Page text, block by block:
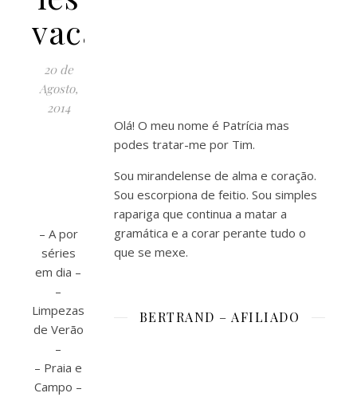
vacances
20 de
Agosto,
2014
– A por
séries
em dia –
–
Limpezas
de Verão
–
– Praia e
Campo –
Olá! O meu nome é Patrícia mas
podes tratar-me por Tim.
Sou mirandelense de alma e coração.
Sou escorpiona de feitio. Sou simples
rapariga que continua a matar a
gramática e a corar perante tudo o
que se mexe.
BERTRAND – AFILIADO